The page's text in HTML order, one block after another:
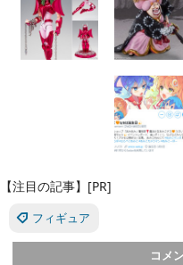
【注目の記事】[PR]
フィギュア
コメ